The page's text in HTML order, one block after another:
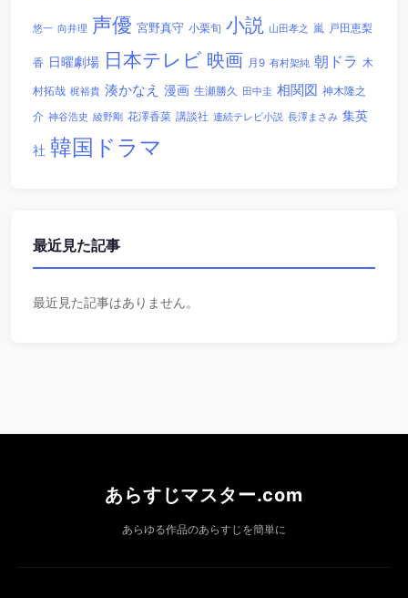
悠一 向井理 声優 宮野真守 小栗旬 小説 山田孝之 嵐 戸田恵梨
香 日曜劇場 日本テレビ 映画 月9 有村架純 朝ドラ 木
村拓哉 梶裕貴 湊かなえ 漫画 生瀬勝久 田中圭 相関図 神木隆之
介 神谷浩史 綾野剛 花澤香菜 講談社 連続テレビ小説 長澤まさみ 集英
社 韓国ドラマ
最近見た記事
最近見た記事はありません。
あらすじマスター.com
あらゆる作品のあらすじを簡単に